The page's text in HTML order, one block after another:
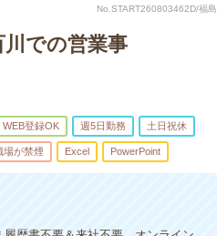
No.START260803462D/福島
での営業事
WEB登録OK 週5日勤務 土日祝休
場が禁煙 Excel PowerPoint